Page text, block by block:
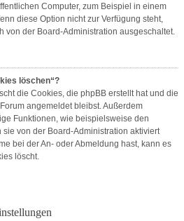
Computer, zum Beispiel in einem
diese Option nicht zur Verfügung steht,
von der Board-Administration ausgeschaltet.
löschen“?
die Cookies, die phpBB erstellt hat und die
angemeldet bleibst. Außerdem
Funktionen, wie beispielsweise den
sie von der Board-Administration aktiviert
bei der An- oder Abmeldung hast, kann es
löscht.